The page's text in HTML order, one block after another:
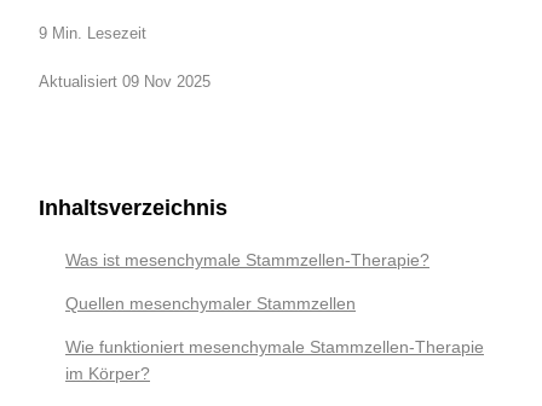
9 Min. Lesezeit
Aktualisiert 09 Nov 2025
Inhaltsverzeichnis
Was ist mesenchymale Stammzellen-Therapie?
Quellen mesenchymaler Stammzellen
Wie funktioniert mesenchymale Stammzellen-Therapie
im Körper?